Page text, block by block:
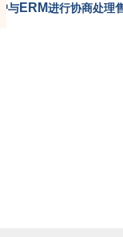
与ERM进行协商处理